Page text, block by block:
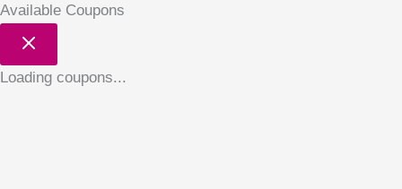
Available Coupons
Loading coupons...